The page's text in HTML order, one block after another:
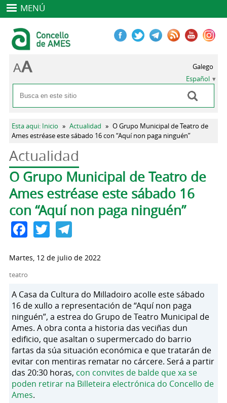
MENÚ
Formulario de búsqueda
Buscar
Galego
Español
Se encuentra usted aquí
Esta aqui: Inicio » Actualidad » O Grupo Municipal de Teatro de
Ames estréase este sábado 16 con “Aquí non paga ninguén”
Actualidad
Solapas principales
O Grupo Municipal de Teatro de
Ames estréase este sábado 16
con “Aquí non paga ninguén”
Facebook
TwitterTelegram
Martes, 12 de julio de 2022
teatro
A Casa da Cultura do Milladoiro acolle este sábado
16 de xullo a representación de “Aquí non paga
ninguén”, a estrea do Grupo de Teatro Municipal de
Ames. A obra conta a historia das veciñas dun
edificio, que asaltan o supermercado do barrio
fartas da súa situación económica e que tratarán de
evitar con mentiras rematar no cárcere. Será a partir
das 20:30 horas, con convites de balde que xa se
poden retirar na Billeteira electrónica do Concello de
Ames.